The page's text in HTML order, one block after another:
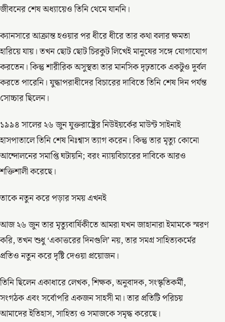
জীবনের শেষ অধ্যায়েও তিনি থেমে যাননি।
ক্যানসারে আক্রান্ত হওয়ার পর ধীরে ধীরে তার কথা বলার ক্ষমতা
হারিয়ে যায়। তখন ছোট ছোট চিরকুট লিখেই মানুষের সঙ্গে যোগাযোগ
করতেন। কিন্তু শারীরিক অসুস্থতা তার মানসিক দৃঢ়তাকে একটুও দুর্বল
করতে পারেনি। যুদ্ধাপরাধীদের বিচারের দাবিতে তিনি শেষ দিন পর্যন্ত
সোচ্চার ছিলেন।
১৯৯৪ সালের ২৬ জুন যুক্তরাষ্ট্রের নিউইয়র্কের মাউন্ট সাইনাই
হাসপাতালে তিনি শেষ নিঃশ্বাস ত্যাগ করেন। কিন্তু তার মৃত্যু কোনো
আন্দোলনের সমাপ্তি ঘটায়নি; বরং ন্যায়বিচারের দাবিকে আরও
শক্তিশালী করেছে।
তাকে নতুন করে পড়ার সময় এখনই
আজ ২৬ জুন তার মৃত্যুবার্ষিকীতে আমরা যখন জাহানারা ইমামকে স্মরণ
করি, তখন শুধু ‘একাত্তরের দিনগুলি’ নয়, তার সমগ্র সাহিত্যকর্মের
প্রতিও নতুন করে দৃষ্টি দেওয়া প্রয়োজন।
তিনি ছিলেন একাধারে লেখক, শিক্ষক, অনুবাদক, সংস্কৃতিকর্মী,
সংগঠক এবং সর্বোপরি একজন সাহসী মা। তার প্রতিটি পরিচয়
আমাদের ইতিহাস, সাহিত্য ও সমাজকে সমৃদ্ধ করেছে।